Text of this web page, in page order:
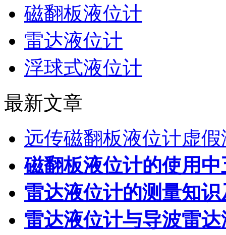
磁翻板液位计
雷达液位计
浮球式液位计
最新文章
远传磁翻板液位计虚
磁翻板液位计的使用
雷达液位计的测量知
雷达液位计与导波雷